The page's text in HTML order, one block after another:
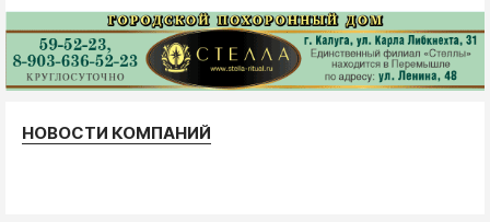
НОВОСТИ КОМПАНИЙ